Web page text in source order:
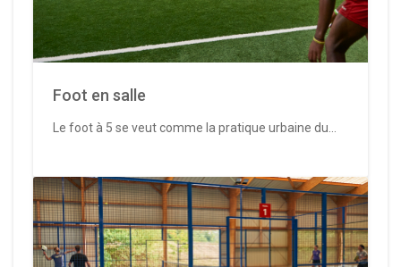
Foot en salle
Le foot à 5 se veut comme la pratique urbaine du...